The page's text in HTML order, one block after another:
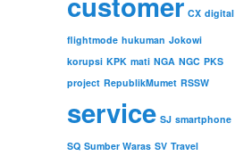
CX digital
flightmode hukuman Jokowi
korupsi KPK mati NGA NGC PKS
project RepublikMumet RSSW
service SJ smartphone
SQ Sumber Waras SV Travel